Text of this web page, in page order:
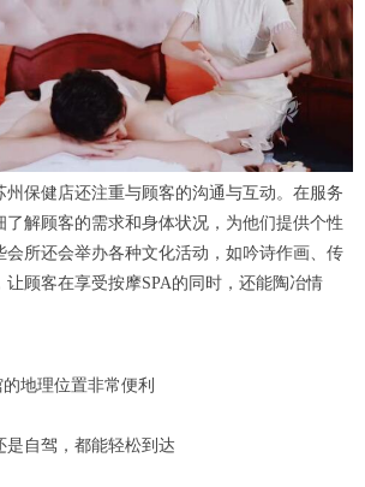
保健店还注重与顾客的沟通与互动。在服务
了解顾客的需求和身体状况，为他们提供个性
会所还会举办各种文化活动，如吟诗作画、传
顾客在享受按摩SPA的同时，还能陶冶情
地理位置非常便利
是自驾，都能轻松到达